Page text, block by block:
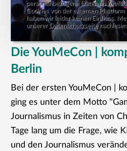
personenbezogene Daten an
Cookies von der externen
haben wir leider keinen Einfluss.
unsererDatenschutzseitenachlesen.
Die YouMeCon |
Berlin
Bei der ersten YouMeCon |
ging es unter dem Motto
Journalismus in Zeiten von
Tage lang um die Frage, wie
und den Journalismus